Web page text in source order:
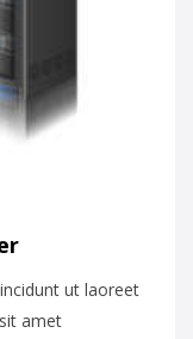
ut laoreet
amet